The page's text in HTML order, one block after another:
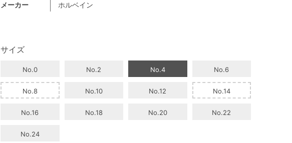
メーカー ホルベイン
サイズ
No.0 No.2 No.4 No.6
No.8 No.10 No.12 No.14
No.16 No.18 No.20 No.22
No.24